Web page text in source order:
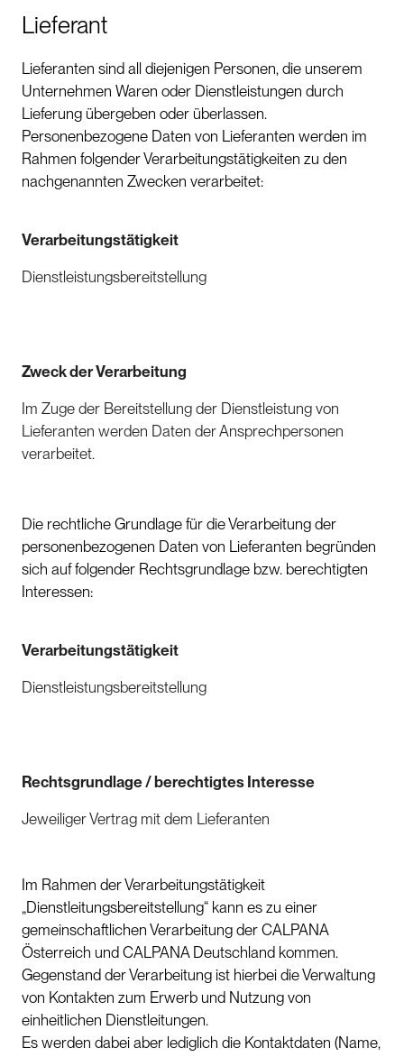
Lieferant
Lieferanten sind all diejenigen Personen, die unserem
Unternehmen Waren oder Dienstleistungen durch
Lieferung übergeben oder überlassen.
Personenbezogene Daten von Lieferanten werden im
Rahmen folgender Verarbeitungstätigkeiten zu den
nachgenannten Zwecken verarbeitet:
Verarbeitungstätigkeit
Dienstleistungsbereitstellung
Zweck der Verarbeitung
Im Zuge der Bereitstellung der Dienstleistung von
Lieferanten werden Daten der Ansprechpersonen
verarbeitet.
Die rechtliche Grundlage für die Verarbeitung der
personenbezogenen Daten von Lieferanten begründen
sich auf folgender Rechtsgrundlage bzw. berechtigten
Interessen:
Verarbeitungstätigkeit
Dienstleistungsbereitstellung
Rechtsgrundlage / berechtigtes Interesse
Jeweiliger Vertrag mit dem Lieferanten
Im Rahmen der Verarbeitungstätigkeit
„Dienstleitungsbereitstellung“ kann es zu einer
gemeinschaftlichen Verarbeitung der CALPANA
Österreich und CALPANA Deutschland kommen.
Gegenstand der Verarbeitung ist hierbei die Verwaltung
von Kontakten zum Erwerb und Nutzung von
einheitlichen Dienstleitungen.
Es werden dabei aber lediglich die Kontaktdaten (Name,